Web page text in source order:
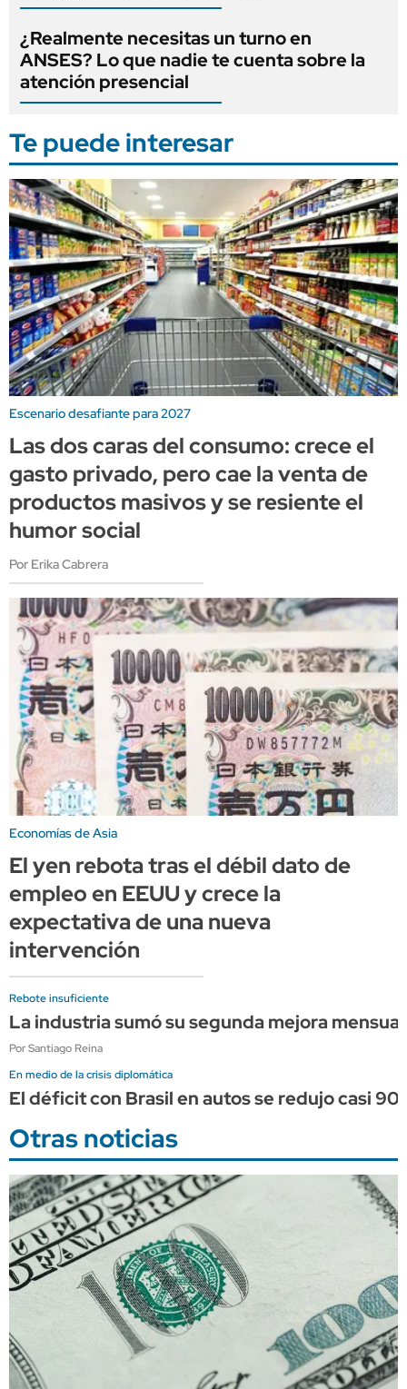
¿Realmente necesitas un turno en
ANSES? Lo que nadie te cuenta sobre la
atención presencial
Te puede interesar
Escenario desafiante para 2027
Las dos caras del consumo: crece el
gasto privado, pero cae la venta de
productos masivos y se resiente el
humor social
Por Erika Cabrera
Economías de Asia
El yen rebota tras el débil dato de
empleo en EEUU y crece la
expectativa de una nueva
intervención
Rebote insuficiente
La industria sumó su segunda mejora
Por Santiago Reina
En medio de la crisis diplomática
El déficit con Brasil en autos se redujo casi
Otras noticias